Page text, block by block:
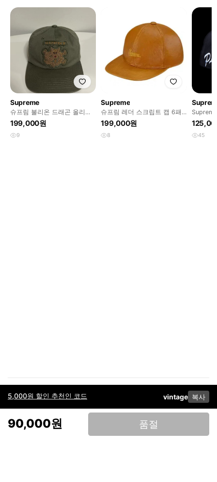
5,000원 할인 추천인 코드 vintage 복사
90,000원 품절
Supreme
슈프림 불리온 드래곤 올리브
컬러 판매합니다.
199,000원
9
Supreme
슈프림 레더 스크립트 캡 6패
널 FW14
199,000원
8
cap
45
이용약관고객센터판매개인정보 처리방침사업자 정보다운로드